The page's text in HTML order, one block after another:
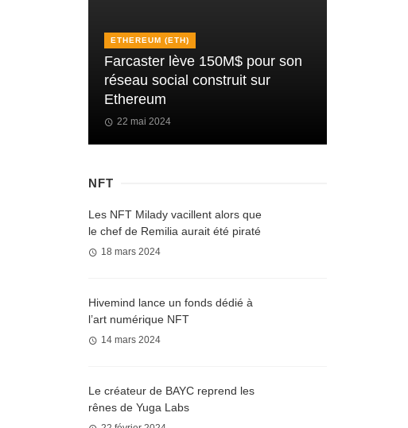
ETHEREUM (ETH)
Farcaster lève 150M$ pour son
réseau social construit sur
Ethereum
22 mai 2024
NFT
Les NFT Milady vacillent alors que
le chef de Remilia aurait été piraté
18 mars 2024
Hivemind lance un fonds dédié à
l’art numérique NFT
14 mars 2024
Le créateur de BAYC reprend les
rênes de Yuga Labs